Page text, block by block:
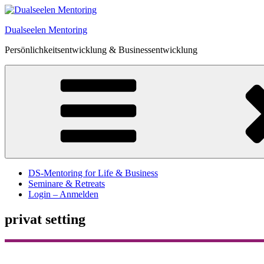
Zum
springen
Dualseelen Mentoring
Persönlichkeitsentwicklung & Businessentwicklung
DS-Mentoring for Life & Business
Seminare & Retreats
Login – Anmelden
privat setting